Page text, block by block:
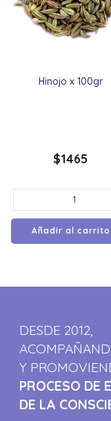
Hinojo x 100gr
$1465
Añadir al carrito
DESDE 2012,
Y
PROCESO DE
DE LA